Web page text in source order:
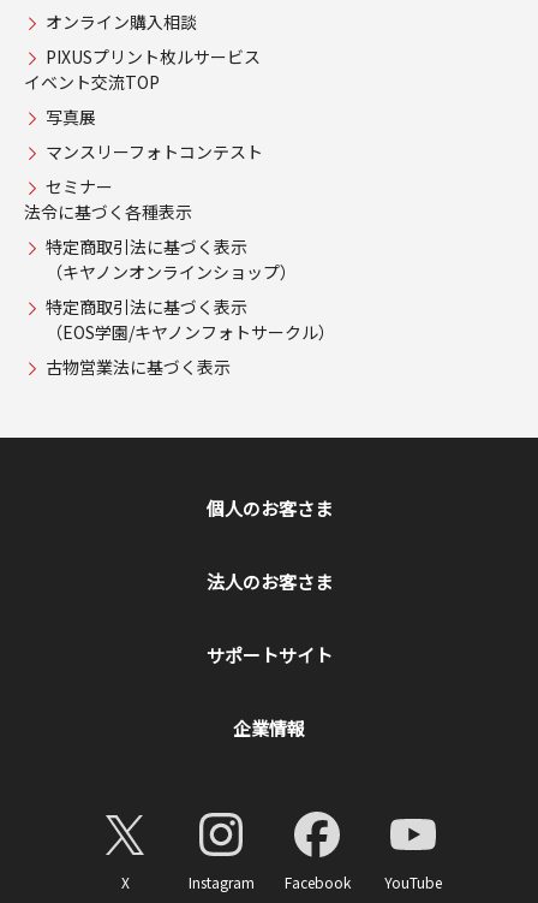
オンライン購入相談
PIXUSプリント枚ルサービス
イベント交流TOP
写真展
マンスリーフォトコンテスト
セミナー
法令に基づく各種表示
特定商取引法に基づく表示
（キヤノンオンラインショップ）
特定商取引法に基づく表示
（EOS学園/キヤノンフォトサークル）
古物営業法に基づく表示
個人のお客さま
法人のお客さま
サポートサイト
企業情報
X Instagram Facebook YouTube